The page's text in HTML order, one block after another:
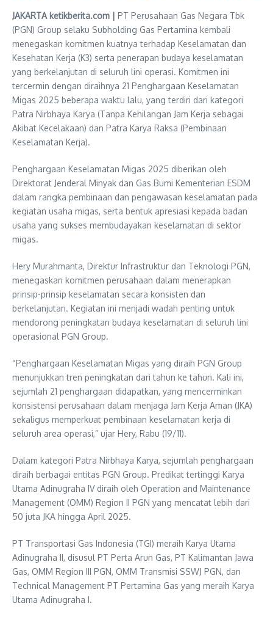
JAKARTA ketikberita.com | PT Perusahaan Gas Negara Tbk
(PGN) Group selaku Subholding Gas Pertamina kembali
menegaskan komitmen kuatnya terhadap Keselamatan dan
Kesehatan Kerja (K3) serta penerapan budaya keselamatan
yang berkelanjutan di seluruh lini operasi. Komitmen ini
tercermin dengan diraihnya 21 Penghargaan Keselamatan
Migas 2025 beberapa waktu lalu, yang terdiri dari kategori
Patra Nirbhaya Karya (Tanpa Kehilangan Jam Kerja sebagai
Akibat Kecelakaan) dan Patra Karya Raksa (Pembinaan
Keselamatan Kerja).
Penghargaan Keselamatan Migas 2025 diberikan oleh
Direktorat Jenderal Minyak dan Gas Bumi Kementerian ESDM
dalam rangka pembinaan dan pengawasan keselamatan pada
kegiatan usaha migas, serta bentuk apresiasi kepada badan
usaha yang sukses membudayakan keselamatan di sektor
migas.
Hery Murahmanta, Direktur Infrastruktur dan Teknologi PGN,
menegaskan komitmen perusahaan dalam menerapkan
prinsip-prinsip keselamatan secara konsisten dan
berkelanjutan. Kegiatan ini menjadi wadah penting untuk
mendorong peningkatan budaya keselamatan di seluruh lini
operasional PGN Group.
“Penghargaan Keselamatan Migas yang diraih PGN Group
menunjukkan tren peningkatan dari tahun ke tahun. Kali ini,
sejumlah 21 penghargaan didapatkan, yang mencerminkan
konsistensi perusahaan dalam menjaga Jam Kerja Aman (JKA)
sekaligus memperkuat pembinaan keselamatan kerja di
seluruh area operasi,” ujar Hery, Rabu (19/11).
Dalam kategori Patra Nirbhaya Karya, sejumlah penghargaan
diraih berbagai entitas PGN Group. Predikat tertinggi Karya
Utama Adinugraha IV diraih oleh Operation and Maintenance
Management (OMM) Region II PGN yang mencatat lebih dari
50 juta JKA hingga April 2025.
PT Transportasi Gas Indonesia (TGI) meraih Karya Utama
Adinugraha II, disusul PT Perta Arun Gas, PT Kalimantan Jawa
Gas, OMM Region III PGN, OMM Transmisi SSWJ PGN, dan
Technical Management PT Pertamina Gas yang meraih Karya
Utama Adinugraha I.